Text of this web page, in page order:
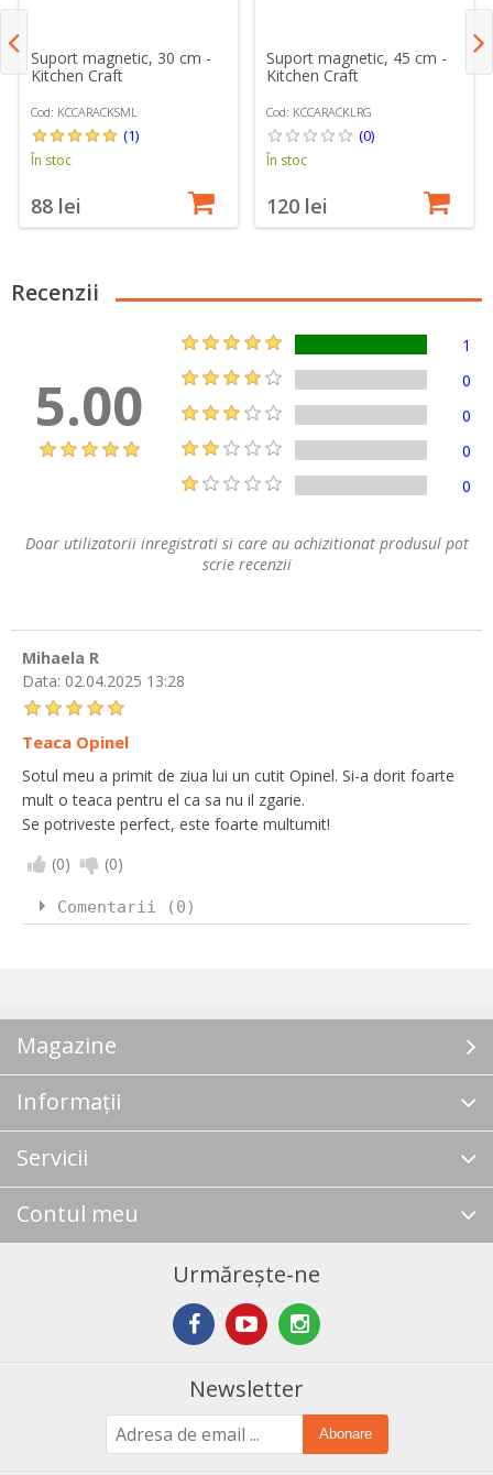
Suport magnetic, 30 cm -
Kitchen Craft
Cod: KCCARACKSML
(1)
În stoc
88 lei
Suport magnetic, 45 cm -
Kitchen Craft
Cod: KCCARACKLRG
(0)
În stoc
120 lei
Recenzii
5.00
1
0
0
0
0
Doar utilizatorii inregistrati si care au achizitionat produsul pot
scrie recenzii
Mihaela R
Data: 02.04.2025 13:28
Teaca Opinel
Sotul meu a primit de ziua lui un cutit Opinel. Si-a dorit foarte
mult o teaca pentru el ca sa nu il zgarie.
Se potriveste perfect, este foarte multumit!
(0) (0)
Comentarii (0)
Magazine
Informații
Servicii
Contul meu
Urmărește-ne
Newsletter
Abonare